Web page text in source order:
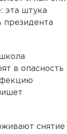
эта штука
президента
в опасность
снятие